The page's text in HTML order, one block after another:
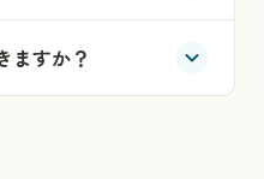
ますか？